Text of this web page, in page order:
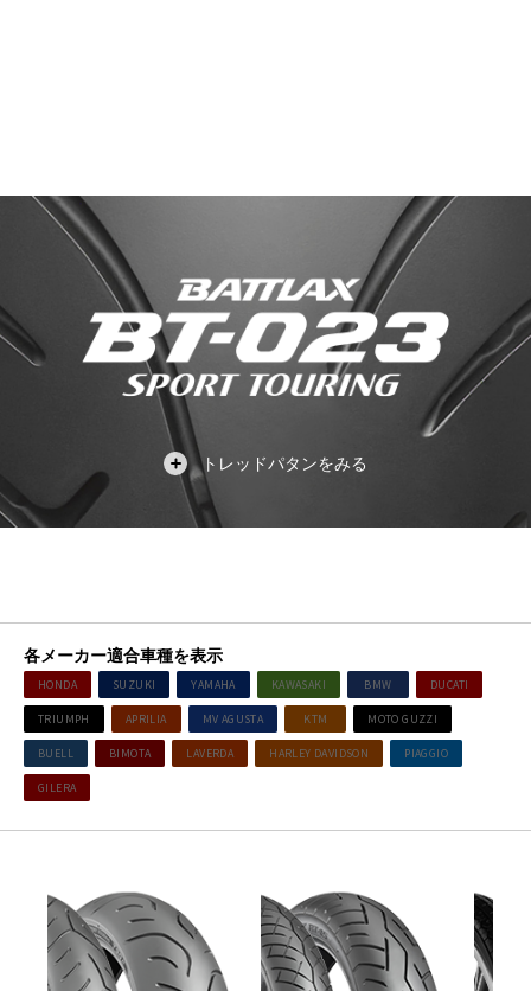
各メーカー適合車種を表示
HONDA SUZUKI YAMAHA KAWASAKI BMW DUCATI
TRIUMPH APRILIA MV AGUSTA KTM MOTO GUZZI
BUELL BIMOTA LAVERDA HARLEY DAVIDSON PIAGGIO
GILERA